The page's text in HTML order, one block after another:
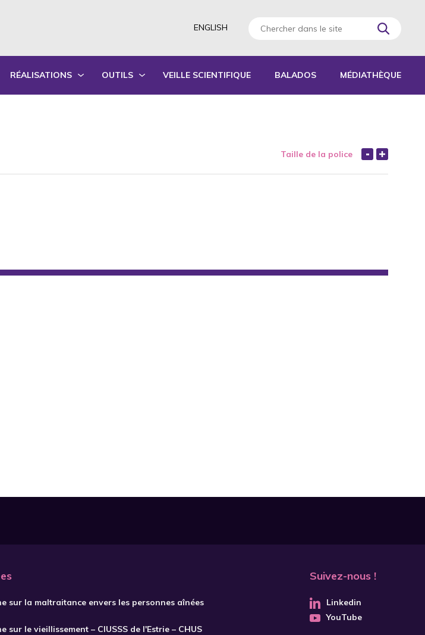
ENGLISH
RÉALISATIONS OUTILS VEILLE SCIENTIFIQUE BALADOS MÉDIATHÈQUE
Taille de la police
sur la maltraitance envers les personnes aînées
sur le vieillissement – CIUSSS de l'Estrie – CHUS
Suivez-nous !
Linkedin
YouTube